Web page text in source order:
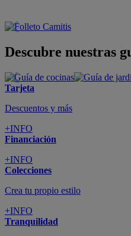
Descubre nuestras
Tarjeta
Descuentos y más
+INFO
Financiación
+INFO
Colecciones
Crea tu propio estilo
+INFO
Tranquilidad